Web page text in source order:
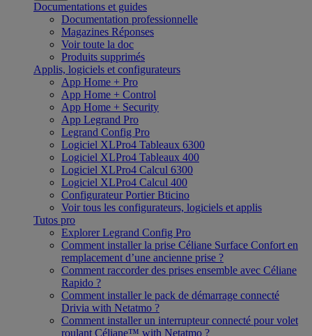
Documentations et guides
Documentation professionnelle
Magazines Réponses
Voir toute la doc
Produits supprimés
Applis, logiciels et configurateurs
App Home + Pro
App Home + Control
App Home + Security
App Legrand Pro
Legrand Config Pro
Logiciel XLPro4 Tableaux 6300
Logiciel XLPro4 Tableaux 400
Logiciel XLPro4 Calcul 6300
Logiciel XLPro4 Calcul 400
Configurateur Portier Bticino
Voir tous les configurateurs, logiciels et applis
Tutos pro
Explorer Legrand Config Pro
Comment installer la prise Céliane Surface Confort en
remplacement d’une ancienne prise ?
Comment raccorder des prises ensemble avec Céliane
Rapido ?
Comment installer le pack de démarrage connecté
Drivia with Netatmo ?
Comment installer un interrupteur connecté pour volet
roulant Céliane™ with Netatmo ?